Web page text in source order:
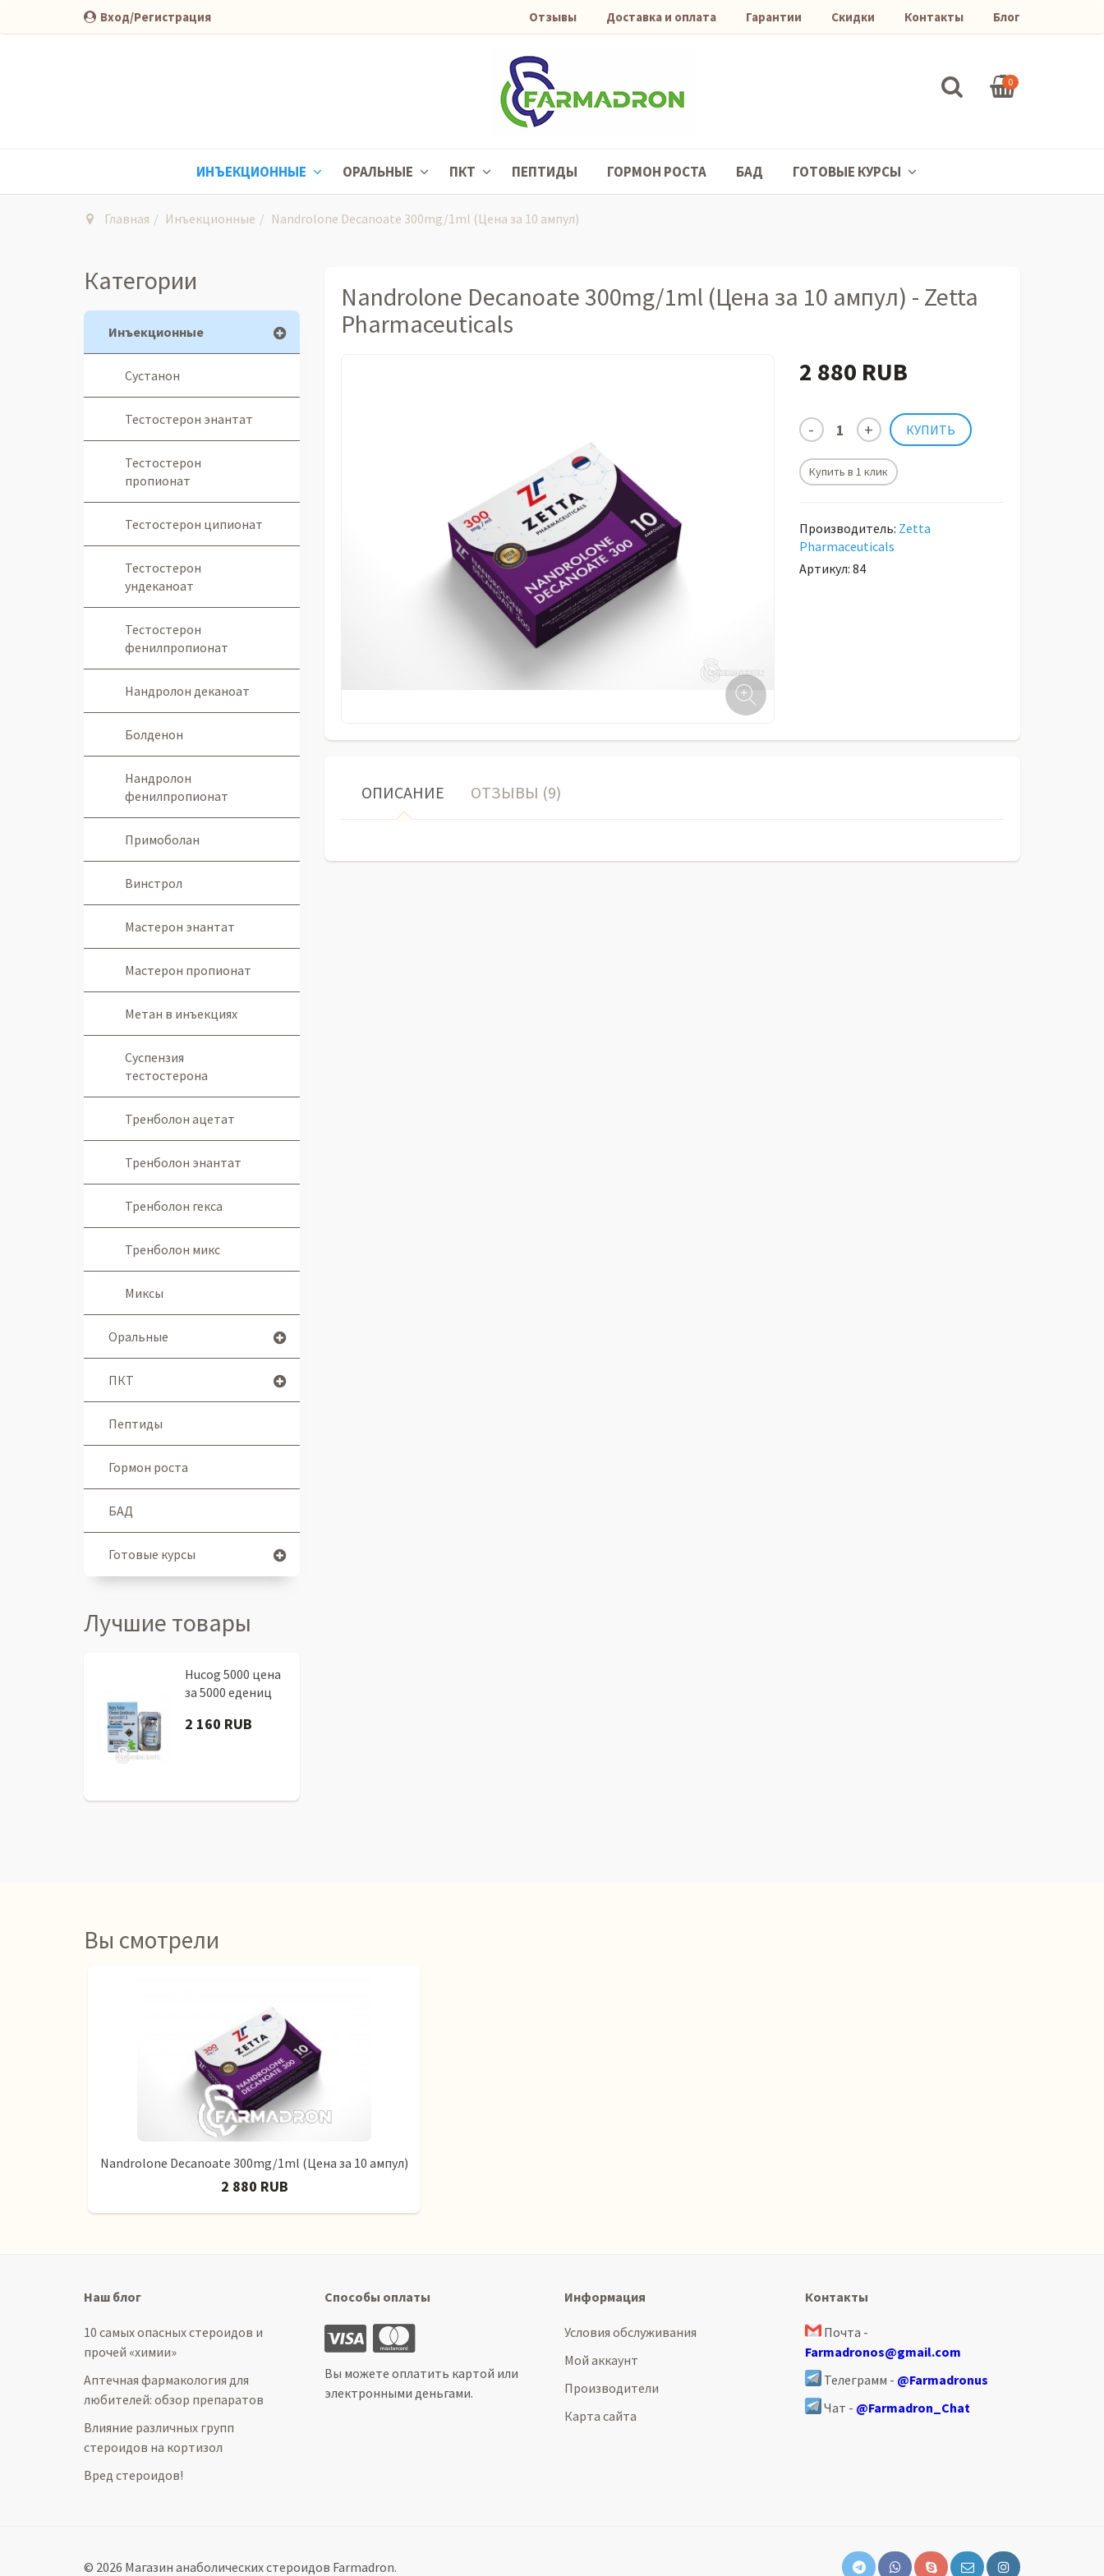
Вход/Регистрация Отзывы Доставка и оплата Гарантии Скидки Контакты Блог
0
ИНЪЕКЦИОННЫЕ ОРАЛЬНЫЕ ПКТ ПЕПТИДЫ ГОРМОН РОСТА БАД ГОТОВЫЕ КУРСЫ
Главная Инъекционные Nandrolone Decanoate 300mg/1ml (Цена за 10 ампул)
Nandrolone Decanoate 300mg/1ml (Цена за 10 ампул) - Zetta
Pharmaceuticals
2 880 RUB
Купить в 1 клик
Производитель: Zetta
Pharmaceuticals
Артикул: 84
ОПИСАНИЕ ОТЗЫВЫ (9)
Категории
Инъекционные
Сустанон
Тестостерон энантат
Тестостерон
пропионат
Тестостерон ципионат
Тестостерон
ундеканоат
Тестостерон
фенилпропионат
Нандролон деканоат
Болденон
Нандролон
фенилпропионат
Примоболан
Винстрол
Мастерон энантат
Мастерон пропионат
Метан в инъекциях
Суспензия
тестостерона
Тренболон ацетат
Тренболон энантат
Тренболон гекса
Тренболон микс
Миксы
Оральные
ПКТ
Пептиды
Гормон роста
БАД
Готовые курсы
Лучшие товары
Hucog 5000 цена
за 5000 едениц
2 160 RUB
Вы смотрели
Nandrolone Decanoate 300mg/1ml (Цена за 10 ампул)
2 880 RUB
Наш блог
10 самых опасных стероидов и
прочей «химии»
Аптечная фармакология для
любителей: обзор препаратов
Влияние различных групп
стероидов на кортизол
Вред стероидов!
Способы оплаты
Вы можете оплатить картой или
электронными деньгами.
Информация
Условия обслуживания
Мой аккаунт
Производители
Карта сайта
Контакты
Почта -
Farmadronos@gmail.com
Телеграмм - @Farmadronus
Чат - @Farmadron_Chat
© 2026 Магазин анаболических стероидов Farmadron.